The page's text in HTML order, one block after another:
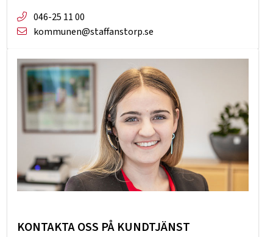
046-25 11 00
kommunen@staffanstorp.se
KONTAKTA OSS PÅ KUNDTJÄNST